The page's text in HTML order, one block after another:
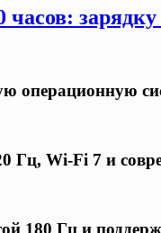
часов:
операционную
Гц, Wi-Fi 7 и